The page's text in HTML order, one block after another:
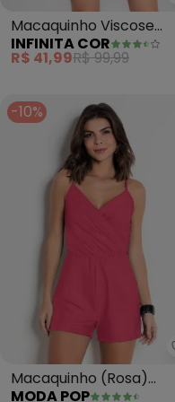
Macaquinho Viscose
(Vermelho)
INFINITA COR
R$ 41,99R$ 99,99
-10%
Macaquinho (Rosa)
MODA POP